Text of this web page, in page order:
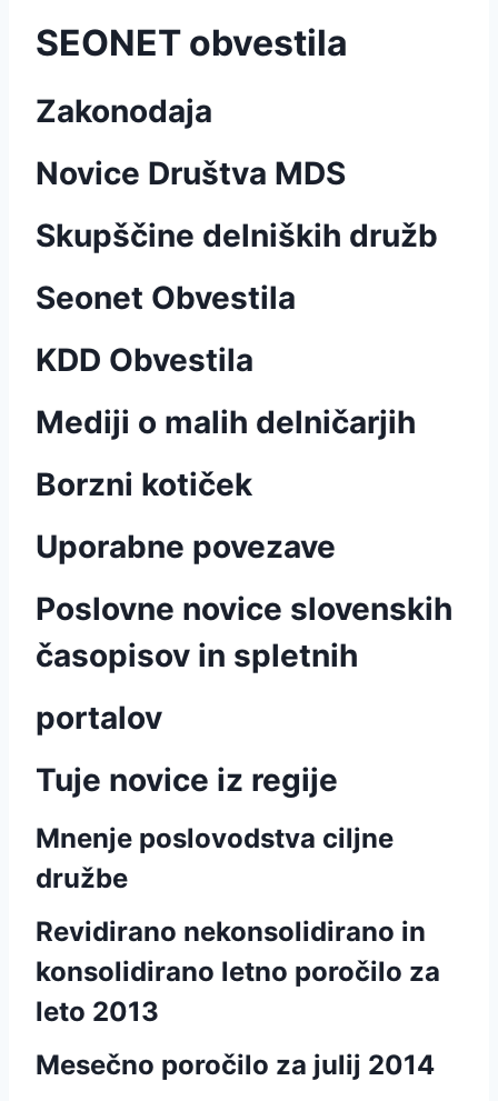
SEONET obvestila
Zakonodaja
Novice Društva MDS
Skupščine delniških družb
Seonet Obvestila
KDD Obvestila
Mediji o malih delničarjih
Borzni kotiček
Uporabne povezave
Poslovne novice slovenskih
časopisov in spletnih
portalov
Tuje novice iz regije
Mnenje poslovodstva ciljne
družbe
Revidirano nekonsolidirano in
konsolidirano letno poročilo za
leto 2013
Mesečno poročilo za julij 2014